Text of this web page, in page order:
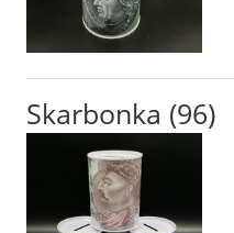
Skarbonka (96)